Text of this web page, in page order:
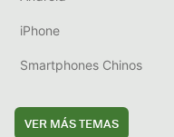
iPhone
Smartphones Chinos
VER MÁS TEMAS